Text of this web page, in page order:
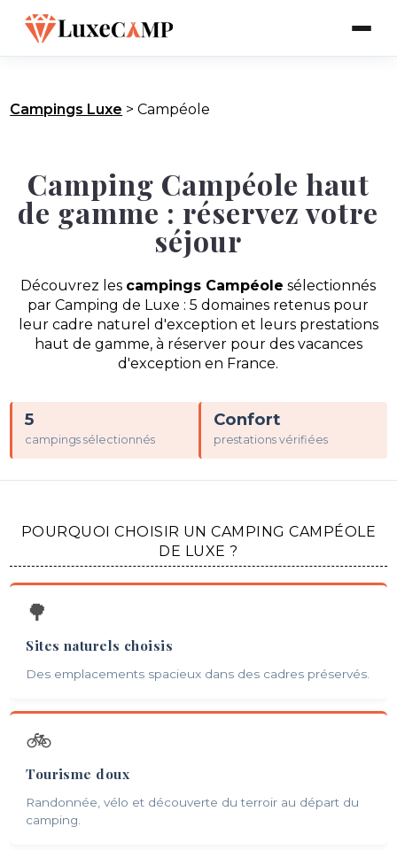
Campings Luxe >Campéole
Camping Campéole haut
de gamme : réservez votre
séjour
Découvrez les campings Campéole sélectionnés
par Camping de Luxe : 5 domaines retenus pour
leur cadre naturel d'exception et leurs prestations
haut de gamme, à réserver pour des vacances
d'exception en France.
5
campings sélectionnés
Confort
prestations vérifiées
POURQUOI CHOISIR UN CAMPING CAMPÉOLE
DE LUXE ?
🌳
Sites naturels choisis
Des emplacements spacieux dans des cadres préservés.
🚲
Tourisme doux
Randonnée, vélo et découverte du terroir au départ du
camping.